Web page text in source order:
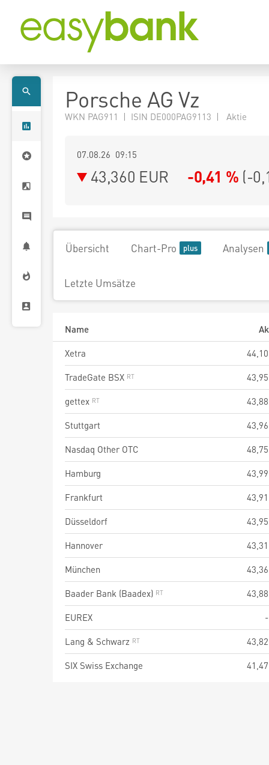
Porsche AG Vz
WKN PAG911 | ISIN DE000PAG9113 | Aktie
07.08.26 09:15
43,360 EUR -0,41 % (-
Übersicht Chart-Pro Analysen
Letzte Umsätze
Name
Xetra
44,10
TradeGate BSX
43,95
gettex
43,88
Stuttgart
43,96
Nasdaq Other OTC
48,75
Hamburg
43,99
Frankfurt
43,91
Düsseldorf
43,95
Hannover
43,31
München
43,36
Baader Bank (Baadex)
43,88
EUREX
-
Lang & Schwarz
43,82
SIX Swiss Exchange
41,47